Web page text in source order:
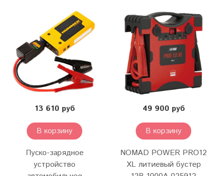
13 610 руб
В корзину
Пуско-зарядное
устройство
49 900 руб
В корзину
NOMAD POWER PRO12
XL литиевый бустер